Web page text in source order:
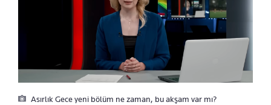
Asırlık Gece yeni bölüm ne zaman, bu akşam var mı?